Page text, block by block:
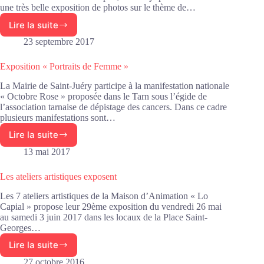
une très belle exposition de photos sur le thème de…
Lire la suiteExposition
de
pour
rose
23 septembre 2017
Exposition « Portraits de Femme »
La Mairie de Saint-Juéry participe à la manifestation nationale
« Octobre Rose » proposée dans le Tarn sous l’égide de
l’association tarnaise de dépistage des cancers. Dans ce cadre
plusieurs manifestations sont…
Lire la suiteExposition
« Portraits
Femme »
13 mai 2017
Les ateliers artistiques exposent
Les 7 ateliers artistiques de la Maison d’Animation « Lo
Capial » propose leur 29ème exposition du vendredi 26 mai
au samedi 3 juin 2017 dans les locaux de la Place Saint-
Georges…
Lire la suite
Les
ateliers
27 octobre 2016